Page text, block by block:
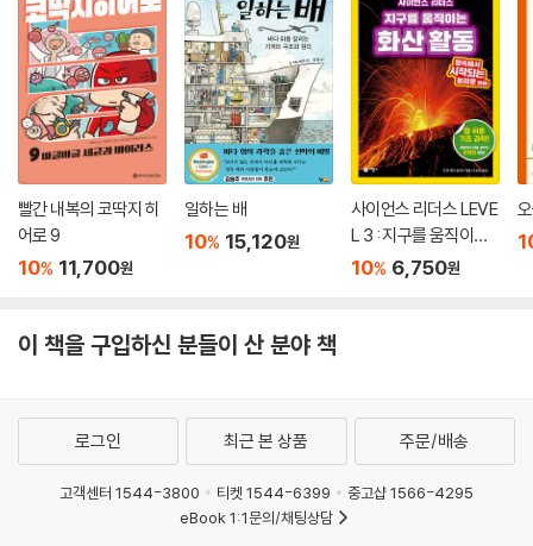
빨간 내복의 코딱지 히
어로 9
10% 11,700원
일하는 배
10% 15,120원
사이언스 리더스 LEVE
L 3 : 지구를 움직이는
화산 활동
10% 6,750원
이 책을 구입하신 분들이 산 분야 책
로그인 최근 본 상품 주문/배송
고객센터 1544-3800 티켓 1544-6399
중고샵 1566-4295
eBook 1:1문의/채팅상담